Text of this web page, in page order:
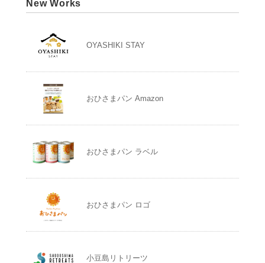
New Works
OYASHIKI STAY
おひさまパン Amazon
おひさまパン ラベル
おひさまパン ロゴ
小豆島リトリーツ